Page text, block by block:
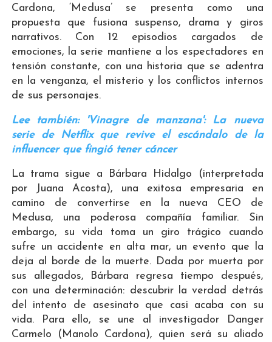
Cardona, ‘Medusa’ se presenta como una
propuesta que fusiona suspenso, drama y giros
narrativos. Con 12 episodios cargados de
emociones, la serie mantiene a los espectadores en
tensión constante, con una historia que se adentra
en la venganza, el misterio y los conflictos internos
de sus personajes.
Lee también: 'Vinagre de manzana': La nueva
serie de Netflix que revive el escándalo de la
influencer que fingió tener cáncer
La trama sigue a Bárbara Hidalgo (interpretada
por Juana Acosta), una exitosa empresaria en
camino de convertirse en la nueva CEO de
Medusa, una poderosa compañía familiar. Sin
embargo, su vida toma un giro trágico cuando
sufre un accidente en alta mar, un evento que la
deja al borde de la muerte. Dada por muerta por
sus allegados, Bárbara regresa tiempo después,
con una determinación: descubrir la verdad detrás
del intento de asesinato que casi acaba con su
vida. Para ello, se une al investigador Danger
Carmelo (Manolo Cardona), quien será su aliado